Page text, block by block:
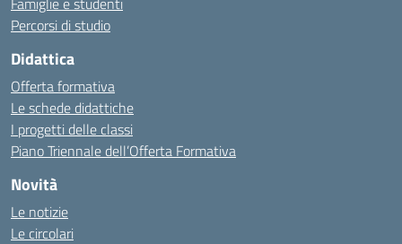
Percorsi di studio
Didattica
Offerta formativa
Le schede didattiche
I progetti delle classi
Piano Triennale dell’Offerta Formativa
Novità
Le notizie
Le circolari